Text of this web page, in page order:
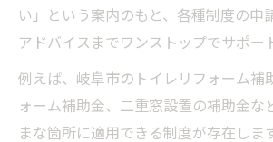
現
岐阜県岐阜市で補助金を使
提案
株式会社H＆Kホーミーズが
改修
い」という案内のもと、各種制度の申
アドバイスまでワンストップでサポー
例えば、岐阜市のトイレリフォーム補
ォーム補助金、二重窓設置の補助金な
まな箇所に適用できる制度が存在しま